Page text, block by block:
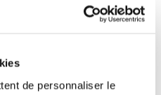
de personnaliser le
Présent